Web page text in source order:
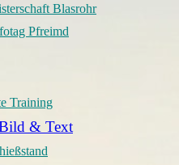
Blasrohr
Pfreimd
Training
& Text